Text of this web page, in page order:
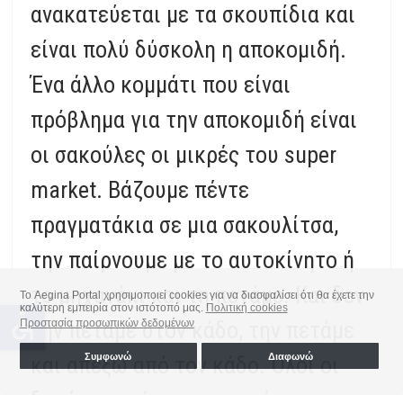
Το Aegina Portal χρησιμοποιεί cookies για να διασφαλίσει ότι θα έχετε την
καλύτερη εμπειρία στον ιστότοπό μας. Πολιτική cookies
Προστασία προσωπικών δεδομένων
Συμφωνώ Διαφωνώ
ανακατεύεται με τα σκουπίδια και
είναι πολύ δύσκολη η αποκομιδή.
Ένα άλλο κομμάτι που είναι
πρόβλημα για την αποκομιδή είναι
οι σακούλες οι μικρές του super
market. Βάζουμε πέντε
πραγματάκια σε μια σακουλίτσα,
την παίρνουμε με το αυτοκίνητο ή
το μηχανάκι και τη πετάμε. Και δεν
την πετάμε στον κάδο, την πετάμε
και απέξω από τον κάδο. Όλοι οι
accessible